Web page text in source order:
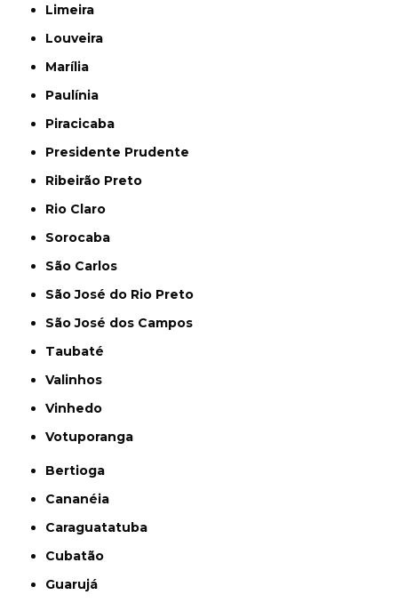
Limeira
Louveira
Marília
Paulínia
Piracicaba
Presidente Prudente
Ribeirão Preto
Rio Claro
Sorocaba
São Carlos
São José do Rio Preto
São José dos Campos
Taubaté
Valinhos
Vinhedo
Votuporanga
Bertioga
Cananéia
Caraguatatuba
Cubatão
Guarujá